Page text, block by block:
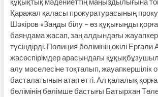
Қаражал қаласы прокуратурасының
Шәкіров «Заңды білу – өз құқығыңды
баяндама жасап, заң алдындағы
түсіндірді. Полиция бөлімінің өкілі
жасөспірімдер арасындағы
алу мәселесіне тоқталып, жауапкершілік
басталатынын атап өтті. Ал қалалық
бөлімінің бөлімше бастығы Батырхан